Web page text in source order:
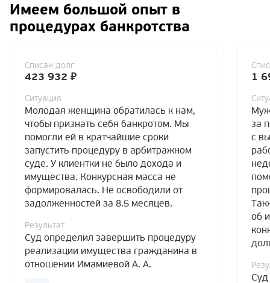
Имеем большой опыт в
процедурах банкротства
Списан долг
423 932 ₽
Ситуация
Молодая женщина обратилась к нам,
чтобы признать себя банкротом. Мы
помогли ей в кратчайшие сроки
запустить процедуру в арбитражном
суде. У клиентки не было дохода и
имущества. Конкурсная масса не
формировалась. Не освободили от
задолженностей за 8.5 месяцев.
Результат
Суд определил завершить процедуру
реализации имущества гражданина в
отношении Имамиевой А. А.
1
за
с
об